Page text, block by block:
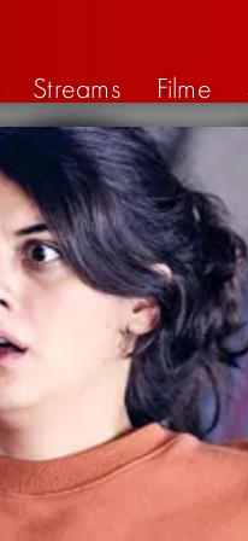
Streams Filme